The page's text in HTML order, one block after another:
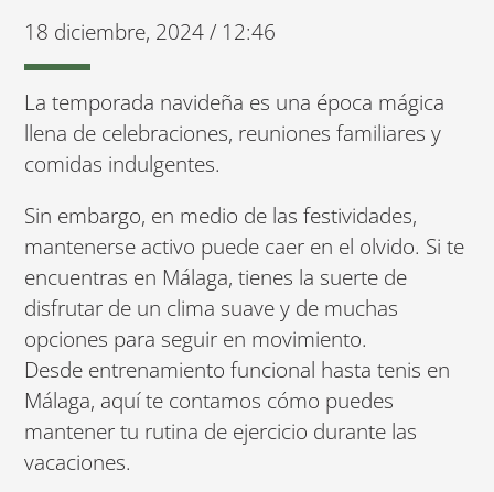
18 diciembre, 2024 / 12:46
La temporada navideña es una época mágica
llena de celebraciones, reuniones familiares y
comidas indulgentes.
Sin embargo, en medio de las festividades,
mantenerse activo puede caer en el olvido. Si te
encuentras en Málaga, tienes la suerte de
disfrutar de un clima suave y de muchas
opciones para seguir en movimiento.
Desde entrenamiento funcional hasta tenis en
Málaga, aquí te contamos cómo puedes
mantener tu rutina de ejercicio durante las
vacaciones.